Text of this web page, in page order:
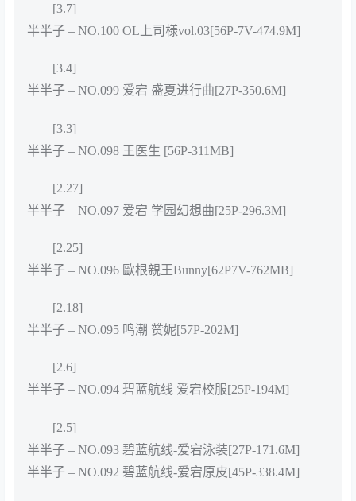
[3.7]
半半子 – NO.100 OL上司様vol.03[56P-7V-474.9M]
[3.4]
半半子 – NO.099 爱宕 盛夏进行曲[27P-350.6M]
[3.3]
半半子 – NO.098 王医生 [56P-311MB]
[2.27]
半半子 – NO.097 爱宕 学园幻想曲[25P-296.3M]
[2.25]
半半子 – NO.096 歐根親王Bunny[62P7V-762MB]
[2.18]
半半子 – NO.095 鸣潮 赞妮[57P-202M]
[2.6]
半半子 – NO.094 碧蓝航线 爱宕校服[25P-194M]
[2.5]
半半子 – NO.093 碧蓝航线-爱宕泳装[27P-171.6M]
半半子 – NO.092 碧蓝航线-爱宕原皮[45P-338.4M]